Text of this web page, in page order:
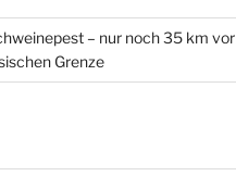
– nur noch 35 km vor
Grenze